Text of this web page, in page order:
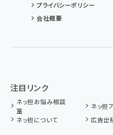
プライバシーポリシー
会社概要
注目リンク
ネッ担お悩み相談
室
ネッ担
ネッ担について
広告出